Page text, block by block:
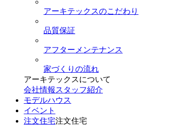
アーキテックスのこだわり
品質保証
アフターメンテナンス
家づくりの流れ
アーキテックスについて
会社情報 スタッフ紹介
モデルハウス
イベント
注文住宅注文住宅